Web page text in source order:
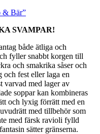
& Bär”
SVAMPAR!
både ätliga och
fyller snabbt korgen till
och smakrika såser och
och fest eller laga en
varvad med lager av
soppar kan kombineras
och lyxig förrätt med en
med tillbehör som
med färsk ravioli fylld
sätter gränserna.